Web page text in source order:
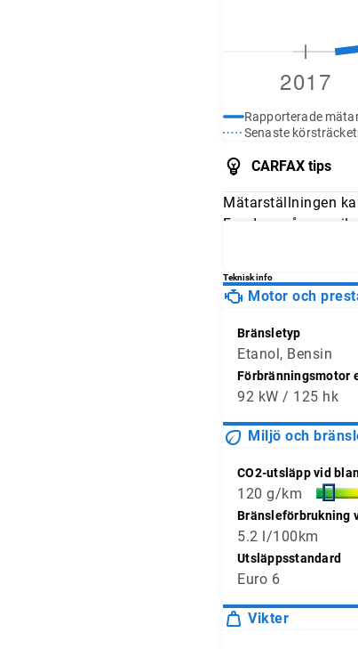
Rapporterade
Senaste
CARFAX tips
Mätarställningen
Fundera på om
och jämför
Teknisk info
Motor och
Bränsletyp
Etanol, Bensin
Förbränningsmotor
92 kW / 125 hk
Miljö och
CO2-utsläpp vid
120 g/km
Bränsleförbrukning
5.2 l/100km
Utsläppsstandard
Euro 6
Vikter